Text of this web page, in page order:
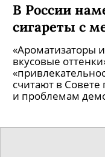
В России
сигареты с
«Ароматизаторы
вкусовые
считают в
и проблемам